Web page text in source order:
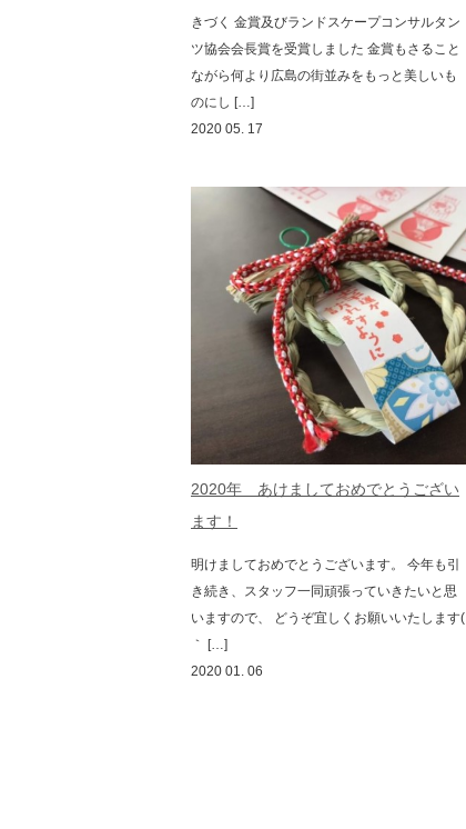
きづく 金賞及びランドスケープコンサルタン
ツ協会会長賞を受賞しました 金賞もさること
ながら何より広島の街並みをもっと美しいも
のにし […]
2020 05. 17
2020年 あけましておめでとうござい
ます！
明けましておめでとうございます。 今年も引
き続き、スタッフ一同頑張っていきたいと思
いますので、 どうぞ宜しくお願いいたします(
｀ […]
2020 01. 06